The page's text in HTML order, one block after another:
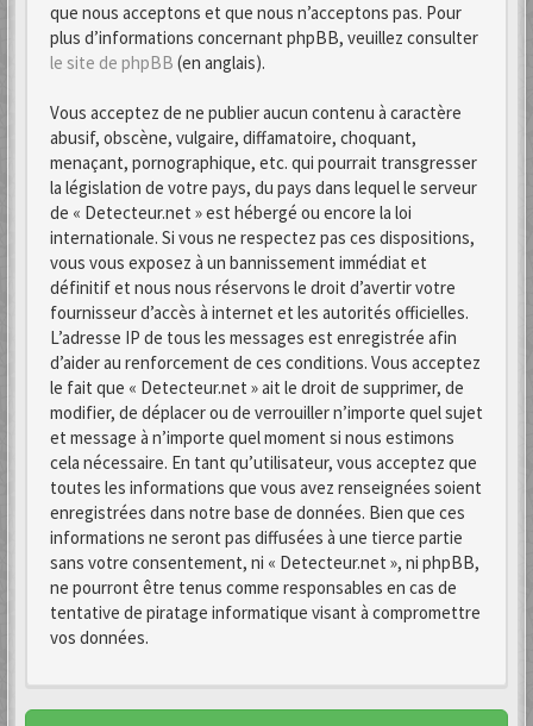
que nous acceptons et que nous n’acceptons pas. Pour
plus d’informations concernant phpBB, veuillez consulter
le site de phpBB (en anglais).
Vous acceptez de ne publier aucun contenu à caractère
abusif, obscène, vulgaire, diffamatoire, choquant,
menaçant, pornographique, etc. qui pourrait transgresser
la législation de votre pays, du pays dans lequel le serveur
de « Detecteur.net » est hébergé ou encore la loi
internationale. Si vous ne respectez pas ces dispositions,
vous vous exposez à un bannissement immédiat et
définitif et nous nous réservons le droit d’avertir votre
fournisseur d’accès à internet et les autorités officielles.
L’adresse IP de tous les messages est enregistrée afin
d’aider au renforcement de ces conditions. Vous acceptez
le fait que « Detecteur.net » ait le droit de supprimer, de
modifier, de déplacer ou de verrouiller n’importe quel sujet
et message à n’importe quel moment si nous estimons
cela nécessaire. En tant qu’utilisateur, vous acceptez que
toutes les informations que vous avez renseignées soient
enregistrées dans notre base de données. Bien que ces
informations ne seront pas diffusées à une tierce partie
sans votre consentement, ni « Detecteur.net », ni phpBB,
ne pourront être tenus comme responsables en cas de
tentative de piratage informatique visant à compromettre
vos données.